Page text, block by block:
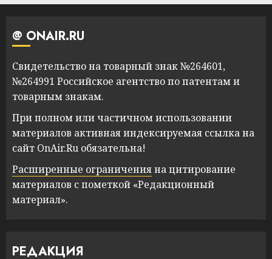
@ ONAIR.RU
Свидетельство на товарный знак №264601,
№264991 Российское агентство по патентам и
товарным знакам.
При полном или частичном использовании
материалов активная индексируемая ссылка на
сайт OnAir.Ru обязательна!
Расширенные ограниченияна цитирование
материалов с пометкой «Редакционный
материал».
РЕДАКЦИЯ